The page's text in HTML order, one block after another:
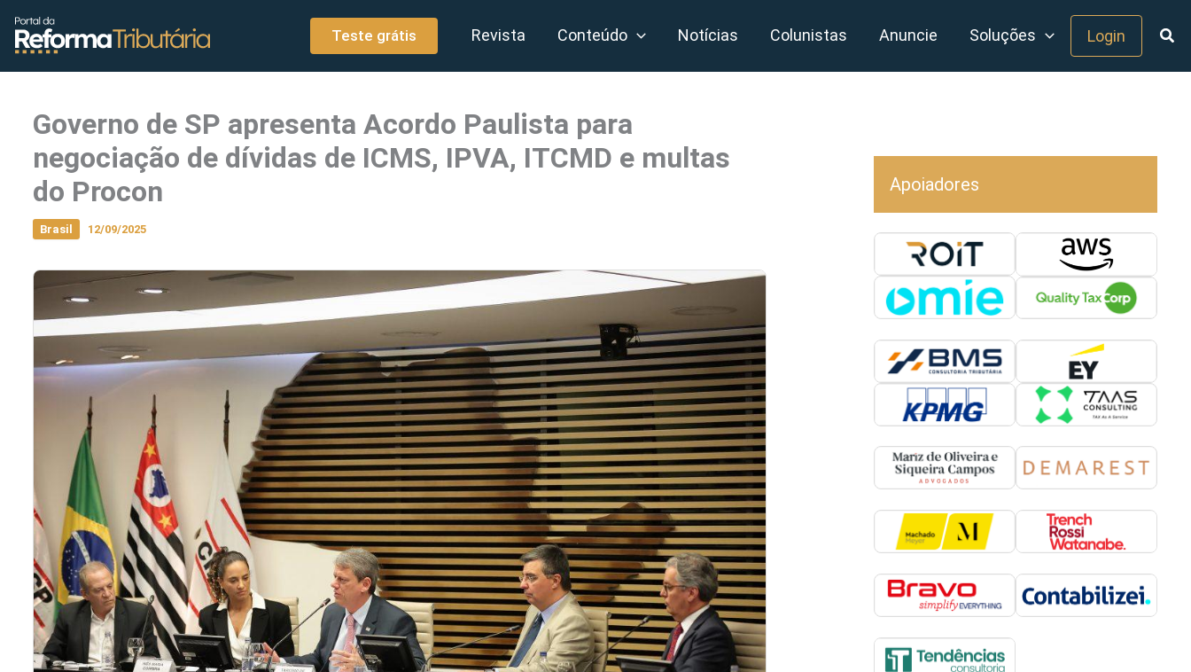
conteúdo
Teste grátis Revista Conteúdo Notícias Colunistas Anuncie Soluções Login
Governo de SP apresenta Acordo Paulista para
negociação de dívidas de ICMS, IPVA, ITCMD e multas
do Procon
Brasil 12/09/2025
Apoiadores